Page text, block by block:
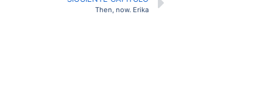
Then, now. Erika